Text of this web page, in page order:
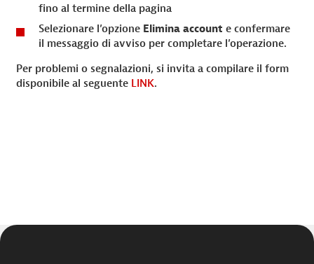
fino al termine della pagina
Selezionare l’opzione Elimina account e confermare
il messaggio di avviso per completare l’operazione.
Per problemi o segnalazioni, si invita a compilare il form
disponibile al seguente LINK.